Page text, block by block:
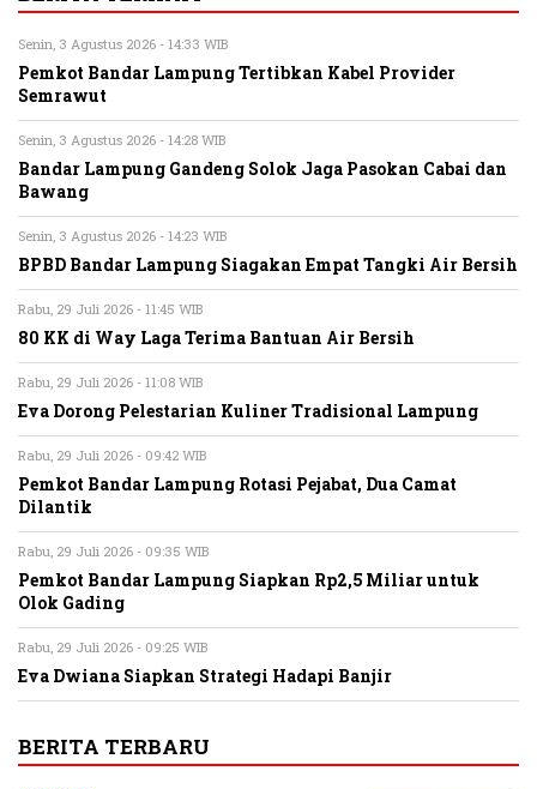
Senin, 3 Agustus 2026 - 14:33 WIB
Pemkot Bandar Lampung Tertibkan Kabel Provider
Semrawut
Senin, 3 Agustus 2026 - 14:28 WIB
Bandar Lampung Gandeng Solok Jaga Pasokan Cabai dan
Bawang
Senin, 3 Agustus 2026 - 14:23 WIB
BPBD Bandar Lampung Siagakan Empat Tangki Air Bersih
Rabu, 29 Juli 2026 - 11:45 WIB
80 KK di Way Laga Terima Bantuan Air Bersih
Rabu, 29 Juli 2026 - 11:08 WIB
Eva Dorong Pelestarian Kuliner Tradisional Lampung
Rabu, 29 Juli 2026 - 09:42 WIB
Pemkot Bandar Lampung Rotasi Pejabat, Dua Camat
Dilantik
Rabu, 29 Juli 2026 - 09:35 WIB
Pemkot Bandar Lampung Siapkan Rp2,5 Miliar untuk
Olok Gading
Rabu, 29 Juli 2026 - 09:25 WIB
Eva Dwiana Siapkan Strategi Hadapi Banjir
BERITA TERBARU